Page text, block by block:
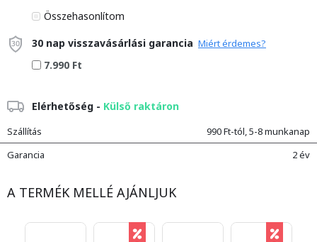
Összehasonlítom
30 nap visszavásárlási garancia Miért érdemes?
7.990 Ft
Elérhetőség - Külső raktáron
Szállítás
990 Ft-tól, 5-8 munkanap
Garancia
2 év
A TERMÉK MELLÉ AJÁNLJUK